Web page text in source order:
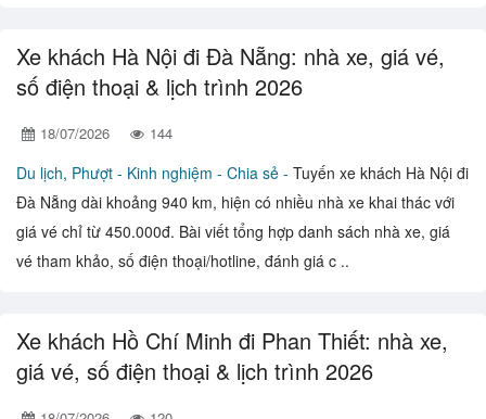
Xe khách Hà Nội đi Đà Nẵng: nhà xe, giá vé,
số điện thoại & lịch trình 2026
18/07/2026 144
Du lịch, Phượt - Kinh nghiệm - Chia sẻ - Tuyến xe khách Hà Nội đi
Đà Nẵng dài khoảng 940 km, hiện có nhiều nhà xe khai thác với
giá vé chỉ từ 450.000đ. Bài viết tổng hợp danh sách nhà xe, giá
vé tham khảo, số điện thoại/hotline, đánh giá c ..
Xe khách Hồ Chí Minh đi Phan Thiết: nhà xe,
giá vé, số điện thoại & lịch trình 2026